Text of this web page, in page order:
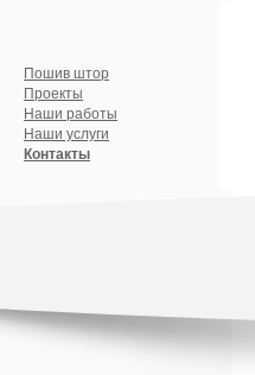
Пошив штор
Проекты
Наши работы
Наши услуги
Контакты